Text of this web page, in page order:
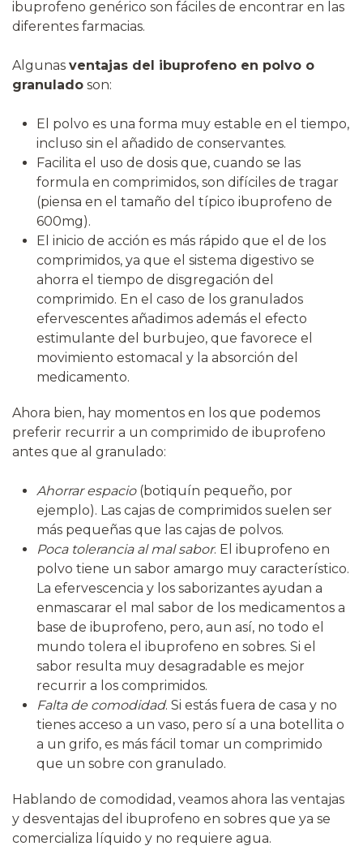
ibuprofeno genérico son fáciles de encontrar en las
diferentes farmacias.
Algunas ventajas del ibuprofeno en polvo o
granulado son:
El polvo es una forma muy estable en el tiempo,
incluso sin el añadido de conservantes.
Facilita el uso de dosis que, cuando se las
formula en comprimidos, son difíciles de tragar
(piensa en el tamaño del típico ibuprofeno de
600mg).
El inicio de acción es más rápido que el de los
comprimidos, ya que el sistema digestivo se
ahorra el tiempo de disgregación del
comprimido. En el caso de los granulados
efervescentes añadimos además el efecto
estimulante del burbujeo, que favorece el
movimiento estomacal y la absorción del
medicamento.
Ahora bien, hay momentos en los que podemos
preferir recurrir a un comprimido de ibuprofeno
antes que al granulado:
Ahorrar espacio(botiquín pequeño, por
ejemplo). Las cajas de comprimidos suelen ser
más pequeñas que las cajas de polvos.
Poca tolerancia al mal sabor. El ibuprofeno en
polvo tiene un sabor amargo muy característico.
La efervescencia y los saborizantes ayudan a
enmascarar el mal sabor de los medicamentos a
base de ibuprofeno, pero, aun así, no todo el
mundo tolera el ibuprofeno en sobres. Si el
sabor resulta muy desagradable es mejor
recurrir a los comprimidos.
Falta de comodidad. Si estás fuera de casa y no
tienes acceso a un vaso, pero sí a una botellita o
a un grifo, es más fácil tomar un comprimido
que un sobre con granulado.
Hablando de comodidad, veamos ahora las ventajas
y desventajas del ibuprofeno en sobres que ya se
comercializa líquido y no requiere agua.